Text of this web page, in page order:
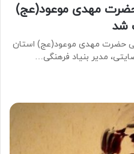
حضرت مهدی موعود(عج)
شد
حضرت مهدی موعود(عج) استان
مدیر بنیاد فرهنگی…